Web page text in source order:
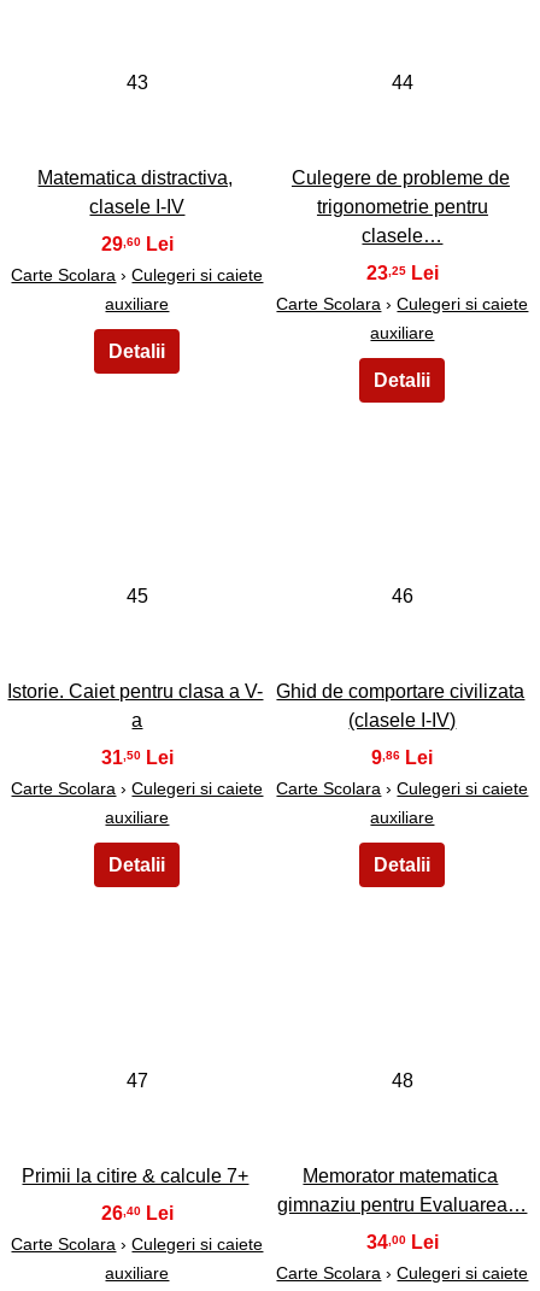
43
Matematica distractiva,
clasele I-IV
29,60
Carte Scolara ›Culegeri si caiete
auxiliare
44
Culegere de probleme de
trigonometrie pentru
clasele…
23 ,25
Carte Scolara ›Culegeri si caiete
auxiliare
45
Istorie. Caiet pentru clasa a V-
a
31 ,50
Carte Scolara ›Culegeri si caiete
auxiliare
46
Ghid de comportare civilizata
(clasele I-IV)
9 ,86
Carte Scolara ›Culegeri si caiete
auxiliare
47
Primii la citire & calcule 7+
26,40
Carte Scolara ›Culegeri si caiete
auxiliare
48
Memorator matematica
gimnaziu pentru Evaluarea…
34 ,00
Carte Scolara ›Culegeri si caiete